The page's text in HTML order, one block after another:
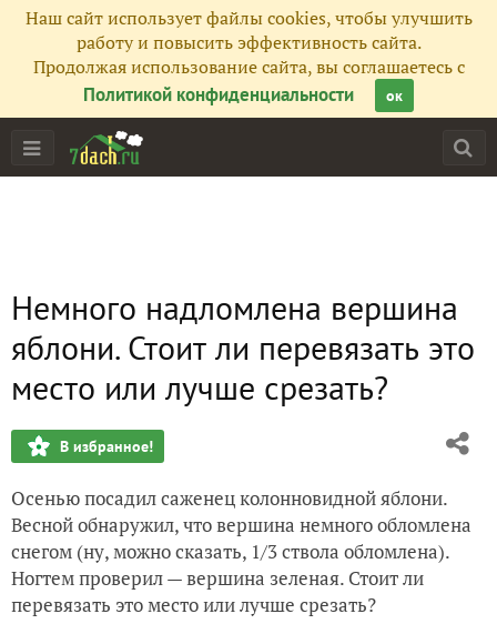
Наш сайт использует файлы cookies, чтобы улучшить
работу и повысить эффективность сайта.
Продолжая использование сайта, вы соглашаетесь с
Политикой конфиденциальности
ок
Немного надломлена вершина
яблони. Стоит ли перевязать это
место или лучше срезать?
В избранное!
Осенью посадил саженец колонновидной яблони.
Весной обнаружил, что вершина немного обломлена
снегом (ну, можно сказать, 1/3 ствола обломлена).
Ногтем проверил — вершина зеленая. Стоит ли
перевязать это место или лучше срезать?